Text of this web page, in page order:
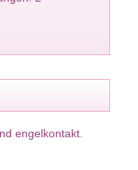
engelkontakt.